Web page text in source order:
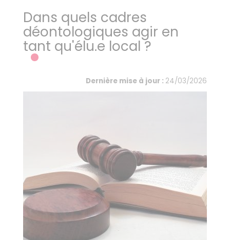
Dans quels cadres
déontologiques agir en
tant qu'élu.e local ?
Dernière mise à jour : 24/03/2026